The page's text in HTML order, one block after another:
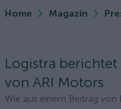
Home Magazin
Logistra
von ARI Motors
Wie aus einem Beitrag